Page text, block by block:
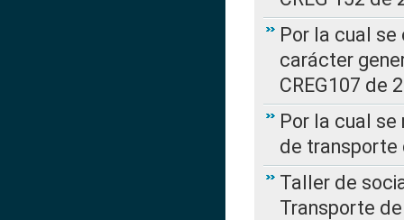
Por la cual
carácter
CREG107 de
Por la cual
de transporte
Taller de
Transporte